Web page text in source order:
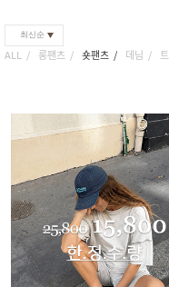
최신순
ALL 롱팬츠 숏팬츠 데님